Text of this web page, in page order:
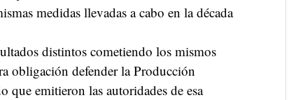
medidas llevadas a cabo en la década
distintos cometiendo los mismos
obligación defender la Producción
que emitieron las autoridades de esa